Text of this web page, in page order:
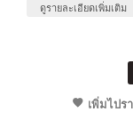
ดูรายละเอียดเพิ่มเติม
เพิ่มไปร